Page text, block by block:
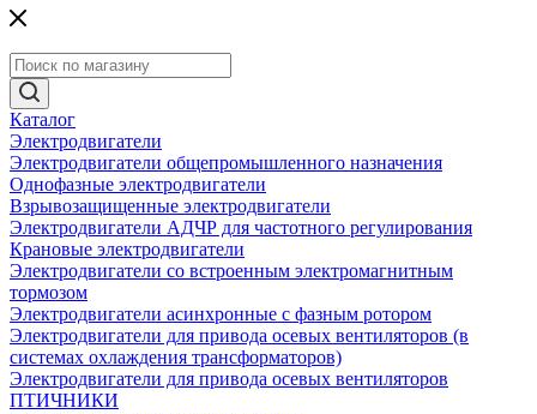
Каталог
Электродвигатели
Электродвигатели общепромышленного назначения
Однофазные электродвигатели
Взрывозащищенные электродвигатели
Электродвигатели АДЧР для частотного регулирования
Крановые электродвигатели
Электродвигатели со встроенным электромагнитным
тормозом
Электродвигатели асинхронные с фазным ротором
Электродвигатели для привода осевых вентиляторов (в
системах охлаждения трансформаторов)
Электродвигатели для привода осевых вентиляторов
ПТИЧНИКИ